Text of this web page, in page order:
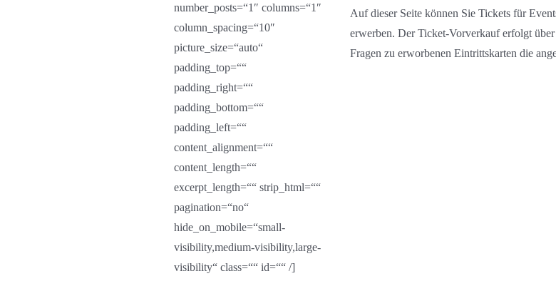
number_posts=“1″ columns=“1″
column_spacing=“10″
picture_size=“auto“
padding_top=““
padding_right=““
padding_bottom=““
padding_left=““
content_alignment=““
content_length=““
excerpt_length=““ strip_html=““
pagination=“no“
hide_on_mobile=“small-
visibility,medium-visibility,large-
visibility“ class=““ id=““ /]
Auf dieser Seite können Sie Tickets für
erwerben. Der Ticket-Vorverkauf erfolgt
Fragen zu erworbenen Eintrittskarten die